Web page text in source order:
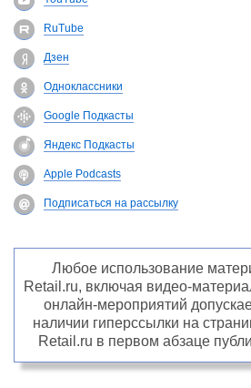
RuTube
Дзен
Одноклассники
Google Подкасты
Яндекс Подкасты
Apple Podcasts
Подписаться на рассылку
Любое использование
Retail.ru, включая видео-
онлайн-мероприятий
наличии гиперссылки на
Retail.ru в первом абзаце